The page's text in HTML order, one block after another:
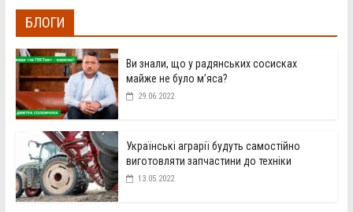
БЛОГИ
Ви знали, що у радянських сосисках
майже не було м’яса?
29.06.2022
Українські аграрії будуть самостійно
виготовляти запчастини до техніки
13.05.2022